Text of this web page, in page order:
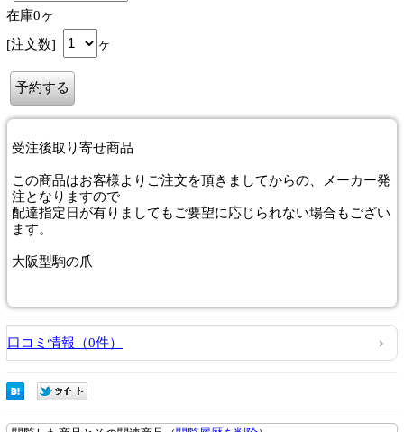
在庫0ヶ
[注文数]
ヶ
受注後取り寄せ商品
この商品はお客様よりご注文を頂きましてからの、メーカー発
注となりますので
配達指定日が有りましてもご要望に応じられない場合もござい
ます。
大阪型駒の爪
口コミ情報（0件）